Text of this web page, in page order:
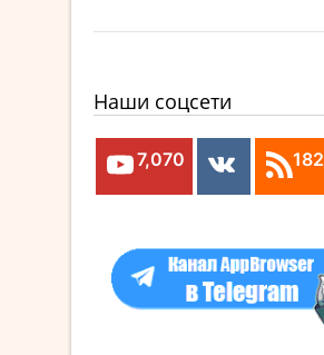
Наши соцсети
7,070 182